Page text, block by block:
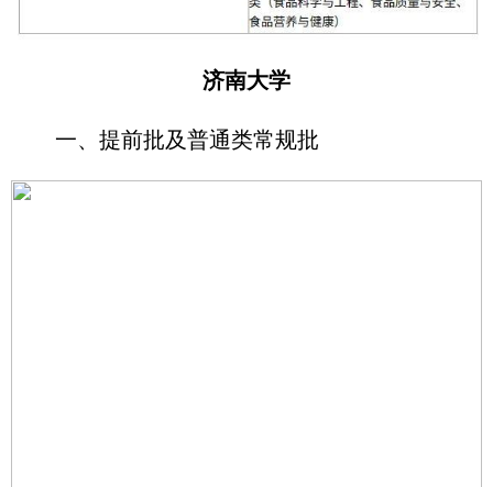
济南大学
一、提前批及普通类常规批